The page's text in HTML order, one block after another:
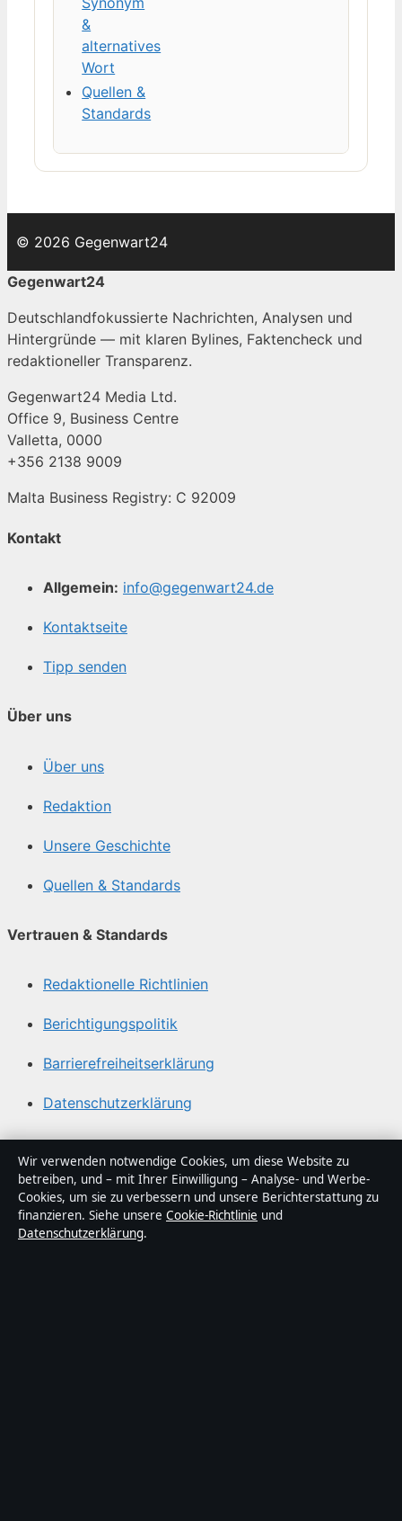
&
alternatives
Wort
Quellen &
Standards
© 2026 Gegenwart24
Gegenwart24
Deutschlandfokussierte Nachrichten, Analysen und
Hintergründe — mit klaren Bylines, Faktencheck und
redaktioneller Transparenz.
Gegenwart24 Media Ltd.
Office 9, Business Centre
Valletta, 0000
+356 2138 9009
Malta Business Registry: C 92009
Kontakt
Allgemein: info@gegenwart24.de
Kontaktseite
Tipp senden
Über uns
Über uns
Redaktion
Unsere Geschichte
Quellen & Standards
Vertrauen & Standards
Redaktionelle Richtlinien
Berichtigungspolitik
Barrierefreiheitserklärung
Datenschutzerklärung
Über Gegenwart24 in Kürze
Gegenwart24 ist ein unabhängiger digitaler
Nachrichtenanbieter mit Fokus auf Politik, Wirtschaft,
Technik und Gesellschaft in Deutschland. Jeder Artikel
Wir verwenden notwendige Cookies, um diese Website zu
betreiben, und – mit Ihrer Einwilligung – Analyse- und Werbe-
Cookies, um sie zu verbessern und unsere Berichterstattung zu
finanzieren. Siehe unsere Cookie-Richtlinie und
Datenschutzerklärung.